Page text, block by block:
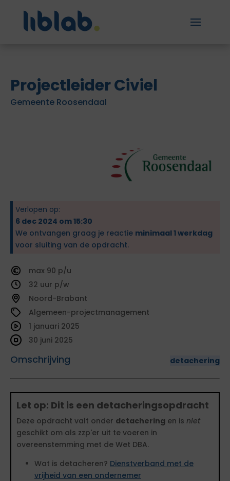
Projectleider Civiel
Gemeente Roosendaal
Verlopen op:
6 dec 2024 om 15:30
We ontvangen graag je reactie minimaal 1 werkdag
voor sluiting van de opdracht.
90
32
Noord-Brabant
Algemeen-projectmanagement
Omschrijving detachering
1 januari 2025
30 juni 2025
Let op: Dit is een detacheringsopdracht
Deze opdracht valt onder detachering en is niet
geschikt om als zzp'er uit te voeren in
overeenstemming met de Wet DBA.
Wat is detacheren? Dienstverband met de
vrijheid van een ondernemer